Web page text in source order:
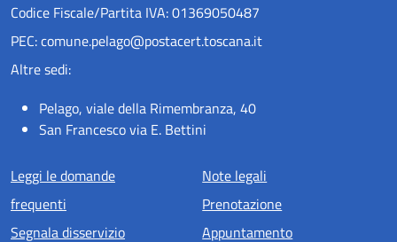
Codice Fiscale/Partita IVA: 01369050487
PEC: comune.pelago@postacert.toscana.it
Altre sedi:
Pelago, viale della Rimembranza, 40
San Francesco via E. Bettini
Menu piè di pagina
Leggi le domande
frequenti
Segnala disservizio
Note legali
Prenotazione
Appuntamento